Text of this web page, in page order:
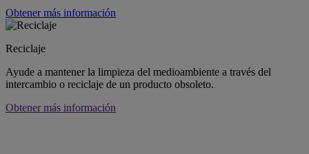
Obtener más información
Reciclaje
Ayude a mantener la limpieza del medioambiente a través del
intercambio o reciclaje de un producto obsoleto.
Obtener más información